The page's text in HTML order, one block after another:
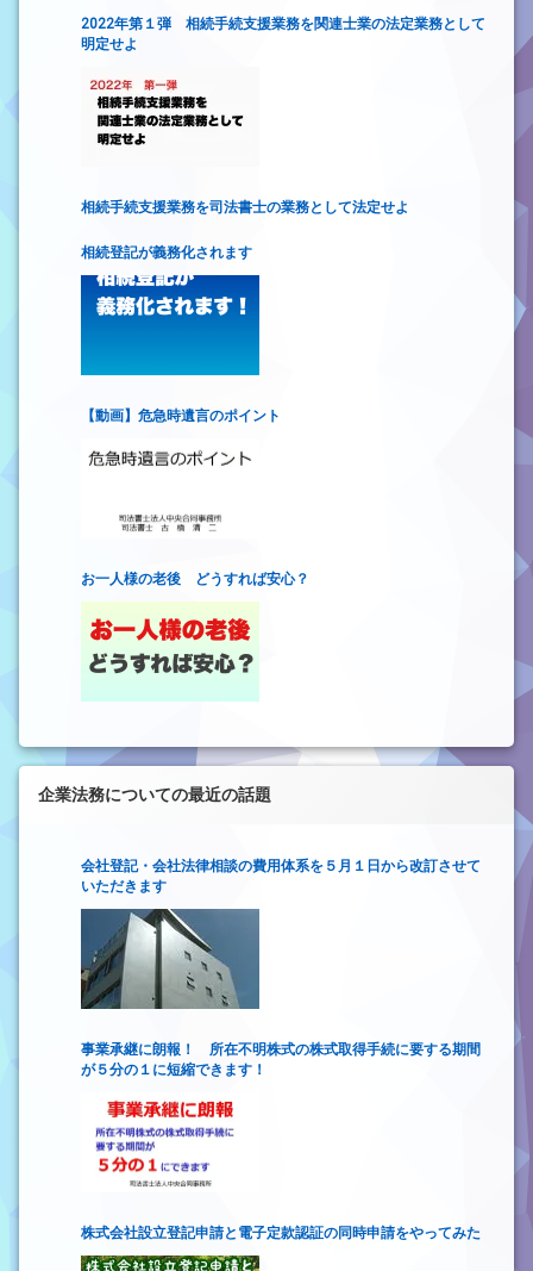
2022年第１弾 相続手続支援業務を関連士業の法定業務として
明定せよ
相続手続支援業務を司法書士の業務として法定せよ
相続登記が義務化されます
【動画】危急時遺言のポイント
お一人様の老後 どうすれば安心？
企業法務についての最近の話題
会社登記・会社法律相談の費用体系を５月１日から改訂させて
いただきます
事業承継に朗報！ 所在不明株式の株式取得手続に要する期間
が５分の１に短縮できます！
株式会社設立登記申請と電子定款認証の同時申請をやってみた